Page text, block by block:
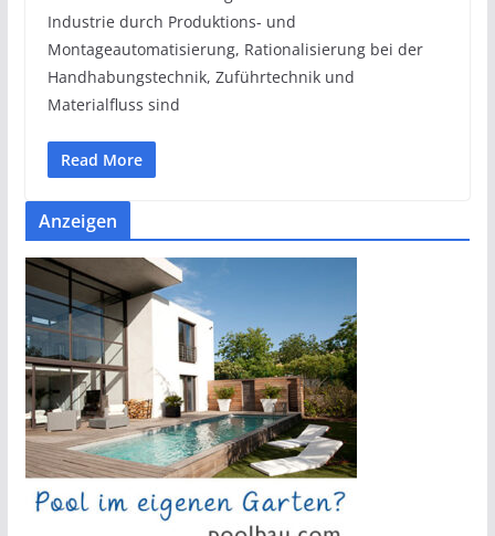
Industrie durch Produktions- und
Montageautomatisierung, Rationalisierung bei der
Handhabungstechnik, Zuführtechnik und
Materialfluss sind
Read More
Anzeigen